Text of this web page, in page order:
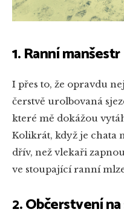
1. Ranní manšestr
I přes to, že opravdu
čerstvě urolbovaná
které mě dokážou
Kolikrát, když je chata
dřív, než vlekaři
ve stoupající ranní
2. Občerstvení